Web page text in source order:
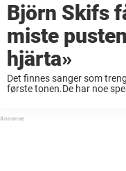
Björn Skifs
miste
hjärta»
Det finnes sanger som
første tonen.De har noe